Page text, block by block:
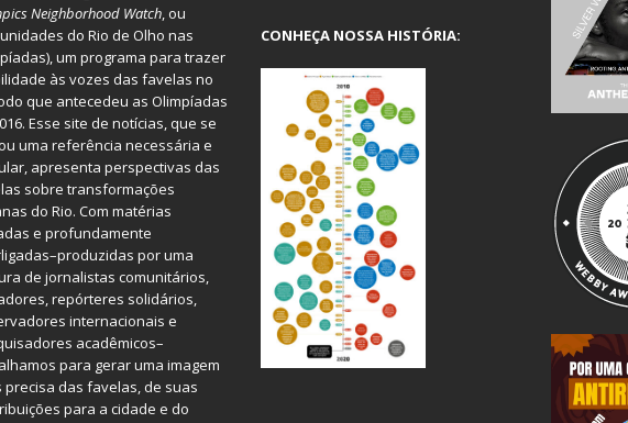
Neighborhood Watch, ou
do Rio de Olho nas
um programa para trazer
às vozes das favelas no
que antecedeu as Olimpíadas
Esse site de notícias, que se
uma referência necessária e
apresenta perspectivas das
sobre transformações
do Rio. Com matérias
e profundamente
por uma
de jornalistas comunitários,
repórteres solidários,
internacionais e
acadêmicos–
para gerar uma imagem
precisa das favelas, de suas
para a cidade e do
CONHEÇA NOSSA HISTÓRIA: